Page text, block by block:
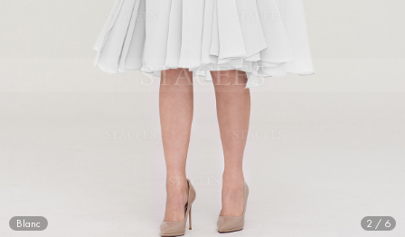
Blanc 2 / 6